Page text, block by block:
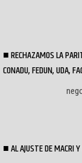
RECHAZAMOS LA
CONADU, FEDUN, UDA,
AL AJUSTE DE MACRI